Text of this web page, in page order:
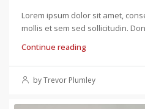
Lorem ipsum dolor sit amet,
mollis et sem sed sollicitudin.
Continue reading
by Trevor Plumley